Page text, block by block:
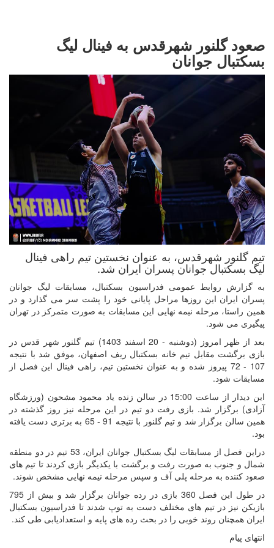
صعود گلنور شهرقدس به فینال لیگ
بسکتبال جوانان
تیم گلنور شهرقدس، به عنوان نخستین تیم راهی فینال
لیگ بسکتبال جوانان پسران ایران شد.
به گزارش روابط عمومی فدراسیون بسکتبال، مسابقات لیگ جوانان
پسران ایران این روزها مراحل پایانی خود را پشت سر می گذارد و در
همین راستا، مرحله نیمه نهایی این مسابقات به صورت متمرکز در تهران
پیگیری می شود.
بعد از ظهر امروز (دوشنبه - 20 اسفند 1403) تیم گلنور شهر قدس در
بازی برگشت مقابل تیم خانه بسکتبال ریف اصفهان، موفق شد با نتیجه
107 - 72 پیروز شده و به عنوان نخستین تیم، راهی فینال این فصل از
مسابقات شود.
این دیدار از ساعت 15:00 در سالن زنده یاد محمود مشحون (ورزشگاه
آزادی) برگزار شد. بازی رفت دو تیم در این مرحله نیز روز گذشته در
همین سالن برگزار شد و تیم گلنور با نتیجه 91 - 65 به برتری دست یافته
بود.
دراین فصل از مسابقات لیگ بسکتبال جوانان ایران، 53 تیم در دو منطقه
شمال و جنوب به صورت رفت و برگشت با یکدیگر بازی کردند تا تیم های
صعود کننده به مرحله پلی آف و سپس مرحله نیمه نهایی مشخص شوند.
در طول این فصل 360 بازی در رده جوانان برگزار شد و بیش از 795
بازیکن نیز در تیم های مختلف دست به توپ شدند تا فدراسیون بسکتبال
ایران همچنان روند خوبی را در بحث رده های پایه و استعدادیابی طی کند.
انتهای پیام